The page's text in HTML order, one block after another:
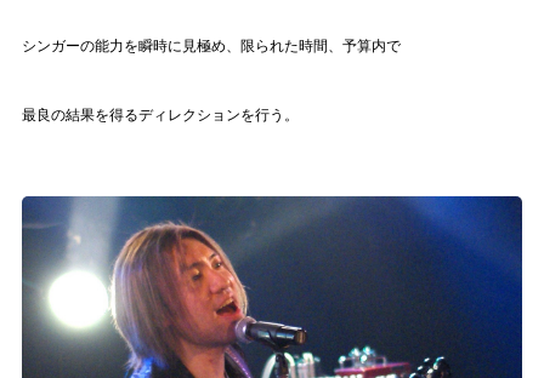
シンガーの能力を瞬時に見極め、 限られた時間、予算内で
最良の結果を得るディレクションを行う。